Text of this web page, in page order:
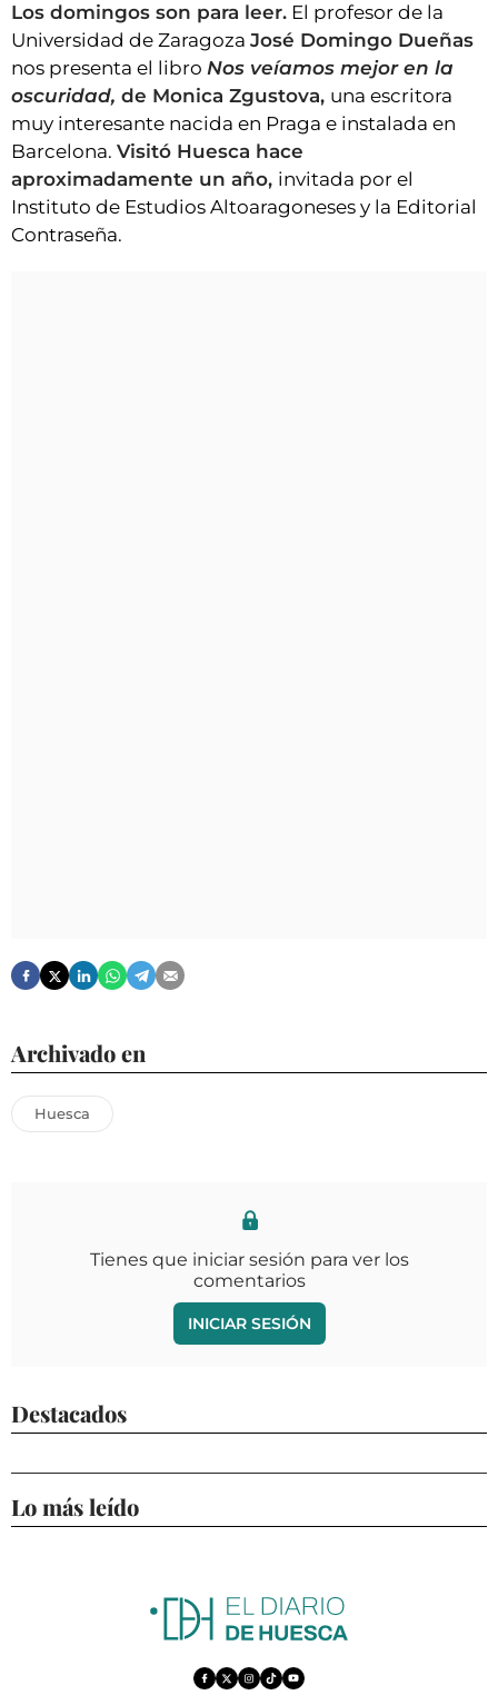
ESQUELAS
CLUB DEL AMIGO MILITANTE
INICIAR SESIÓN
Los domingos son para leer. El profesor de la
Universidad de Zaragoza José Domingo Dueñas
nos presenta el libro Nos veíamos mejor en la
oscuridad, de Monica Zgustova, una escritora
muy interesante nacida en Praga e instalada en
Barcelona. Visitó Huesca hace
aproximadamente un año, invitada por el
Instituto de Estudios Altoaragoneses y la Editorial
Contraseña.
Archivado en
Huesca
Tienes que iniciar sesión para ver los
comentarios
INICIAR SESIÓN
Destacados
Lo más leído